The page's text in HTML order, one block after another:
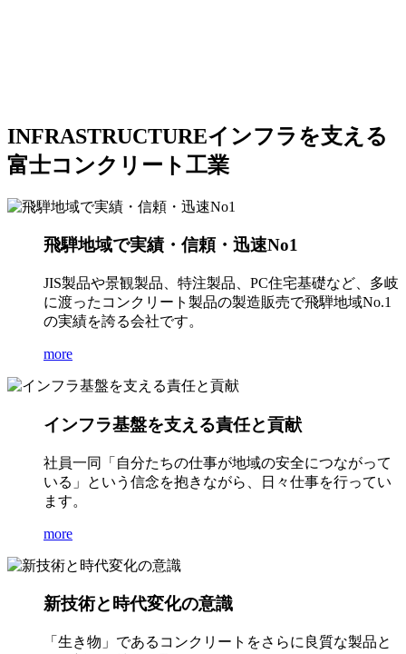
INFRASTRUCTUREインフラを支える
富士コンクリート工業
飛騨地域で実績・信頼・迅速No1
JIS製品や景観製品、特注製品、PC住宅基礎など、多岐
に渡ったコンクリート製品の製造販売で飛騨地域No.1
の実績を誇る会社です。
more
インフラ基盤を支える責任と貢献
社員一同「自分たちの仕事が地域の安全につながって
いる」という信念を抱きながら、日々仕事を行ってい
ます。
more
新技術と時代変化の意識
「生き物」であるコンクリートをさらに良質な製品と